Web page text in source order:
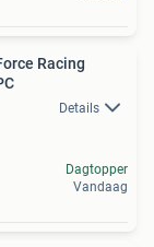
Racing
Details
Dagtopper
Vandaag